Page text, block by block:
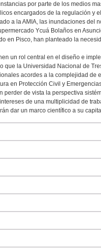
por parte de los medios
encargados de la regulación y
a la AMIA, las inundaciones del
Ycuá Bolaños en
en Pisco, han planteado la
un rol central en el diseño e
que la Universidad Nacional de
acordes a la complejidad
en Protección Civil y
perder de vista la perspectiva
de una multiplicidad de
dar un marco científico a su